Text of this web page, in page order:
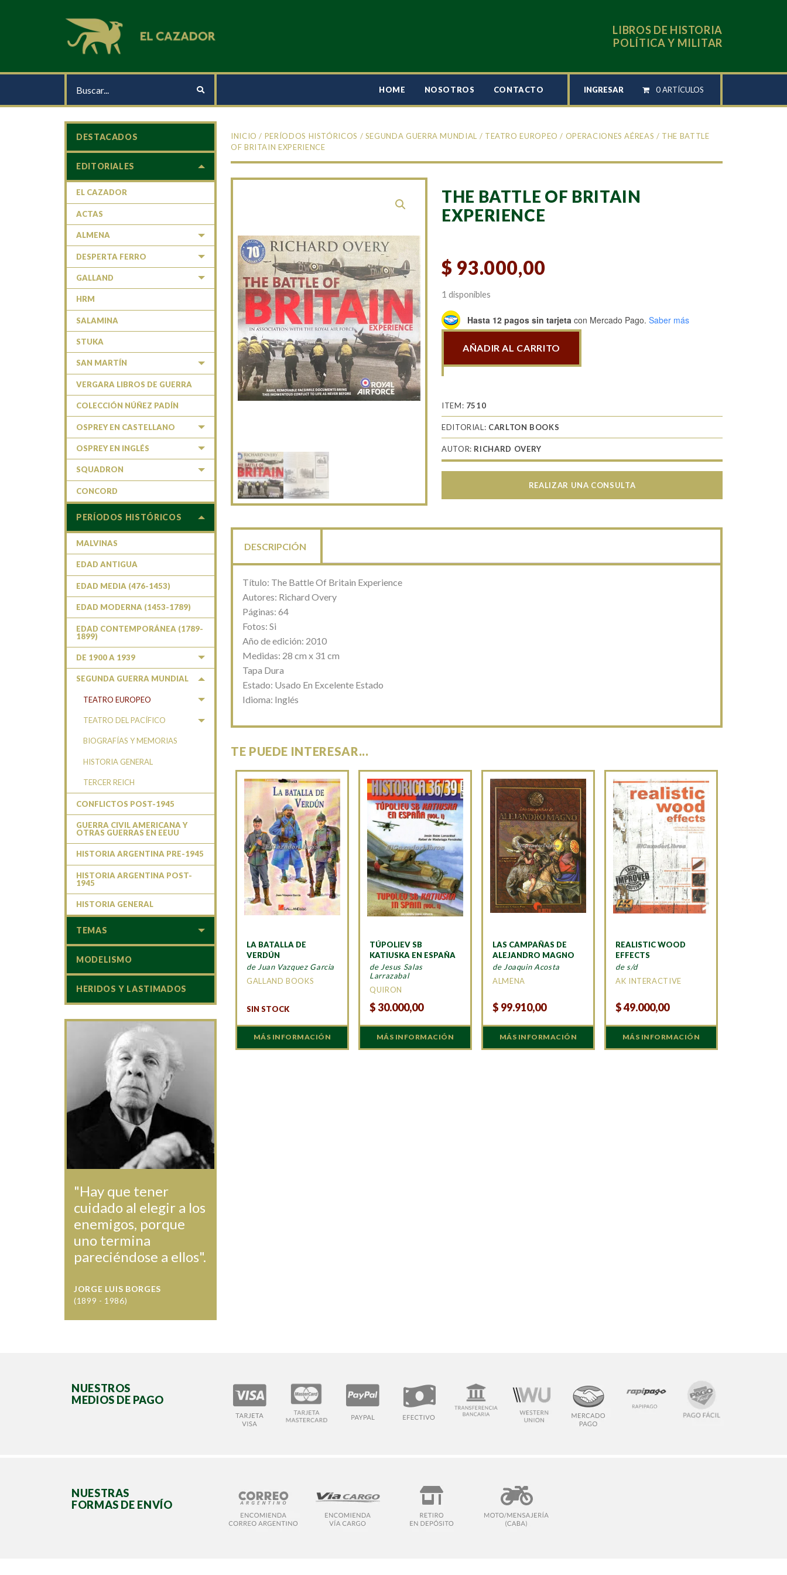
LIBROS DE HISTORIA
POLÍTICA Y MILITAR
HOME NOSOTROS CONTACTO INGRESAR 0 ARTÍCULOS
INICIO / PERÍODOS HISTÓRICOS / SEGUNDA GUERRA MUNDIAL / TEATRO EUROPEO / OPERACIONES AÉREAS / THE BATTLE
OF BRITAIN EXPERIENCE
THE BATTLE OF BRITAIN
EXPERIENCE
$ 93.000,00
1 disponibles
Hasta 12 pagos sin tarjeta con Mercado Pago. Saber más
Battle
Britain
Experience
cantidad
AÑADIR AL CARRITO
ITEM: 7510
EDITORIAL: CARLTON BOOKS
AUTOR: RICHARD OVERY
REALIZAR UNA CONSULTA
DESCRIPCIÓN
Título: The Battle Of Britain Experience
Autores: Richard Overy
Páginas: 64
Fotos: Si
Año de edición: 2010
Medidas: 28 cm x 31 cm
Tapa Dura
Estado: Usado En Excelente Estado
Idioma: Inglés
TE PUEDE INTERESAR...
LA BATALLA DE
VERDÚN
de Juan Vazquez Garcia
GALLAND BOOKS
SIN STOCK
MÁS INFORMACIÓN
TÚPOLIEV SB
KATIUSKA EN ESPAÑA
de Jesus Salas
Larrazabal
QUIRON
$30.000,00
MÁS INFORMACIÓN
LAS CAMPAÑAS DE
ALEJANDRO MAGNO
de Joaquin Acosta
ALMENA
$ 99.910,00
MÁS INFORMACIÓN
REALISTIC WOOD
EFFECTS
de s/d
AK INTERACTIVE
$49.000,00
MÁS INFORMACIÓN
DESTACADOS
EDITORIALES
EL CAZADOR
ACTAS
ALMENA
DESPERTA FERRO
GALLAND
HRM
SALAMINA
STUKA
SAN MARTÍN
VERGARA LIBROS DE GUERRA
COLECCIÓN NÚÑEZ PADÍN
OSPREY EN CASTELLANO
OSPREY EN INGLÉS
SQUADRON
CONCORD
PERÍODOS HISTÓRICOS
MALVINAS
EDAD ANTIGUA
EDAD MEDIA (476-1453)
EDAD MODERNA (1453-1789)
EDAD CONTEMPORÁNEA (1789-
1899)
DE 1900 A 1939
SEGUNDA GUERRA MUNDIAL
TEATRO EUROPEO
TEATRO DEL PACÍFICO
BIOGRAFÍAS Y MEMORIAS
HISTORIA GENERAL
TERCER REICH
CONFLICTOS POST-1945
GUERRA CIVIL AMERICANA Y
OTRAS GUERRAS EN EEUU
HISTORIA ARGENTINA PRE-1945
HISTORIA ARGENTINA POST-
1945
HISTORIA GENERAL
TEMAS
MODELISMO
HERIDOS Y LASTIMADOS
"Hay que tener
cuidado al elegir a los
enemigos, porque
uno termina
pareciéndose a ellos".
JORGE LUIS BORGES
(1899 - 1986)
NUESTROS
MEDIOS DE PAGO
NUESTRAS
FORMAS DE ENVÍO